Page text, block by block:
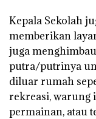
Kepala Sekolah
memberikan
juga
putra/putrinya
diluar rumah
rekreasi, warung
permainan, atau